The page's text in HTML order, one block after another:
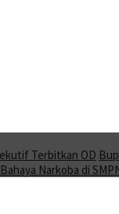
Terbitkan OD
Narkoba di